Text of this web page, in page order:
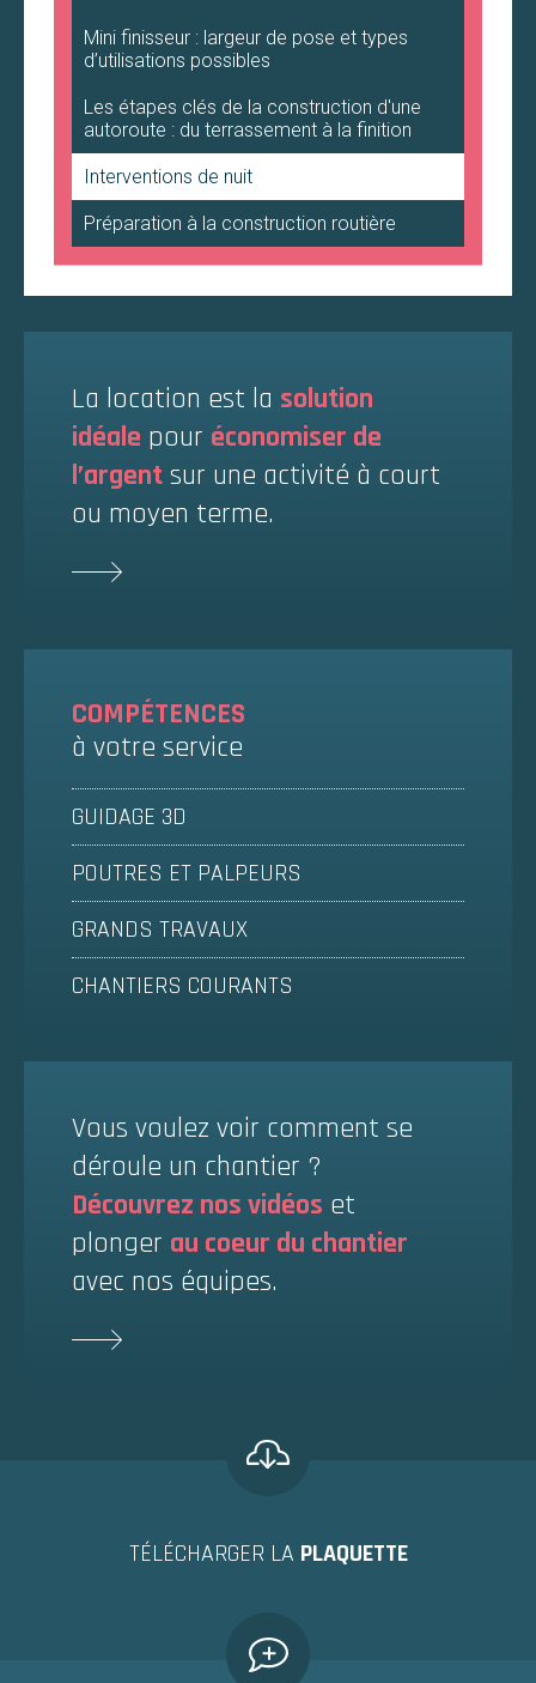
Mini finisseur : largeur de pose et types
d’utilisations possibles
Les étapes clés de la construction d'une
autoroute : du terrassement à la finition
Interventions de nuit
Préparation à la construction routière
La location est la solution
idéale pour économiser de
l’argent sur une activité à court
ou moyen terme.
COMPÉTENCES
à votre service
GUIDAGE 3D
POUTRES ET PALPEURS
GRANDS TRAVAUX
CHANTIERS COURANTS
Vous voulez voir comment se
déroule un chantier ?
Découvrez nos vidéos et
plonger au coeur du chantier
avec nos équipes.
TÉLÉCHARGER LA PLAQUETTE